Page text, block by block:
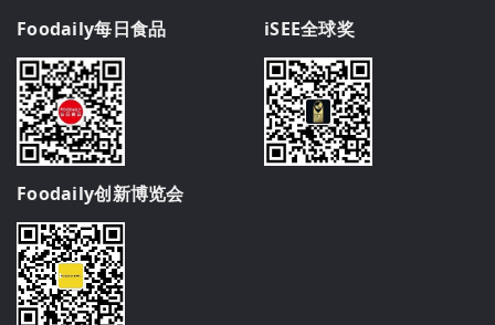
Foodaily每日食品 iSEE全球奖
Foodaily创新博览会